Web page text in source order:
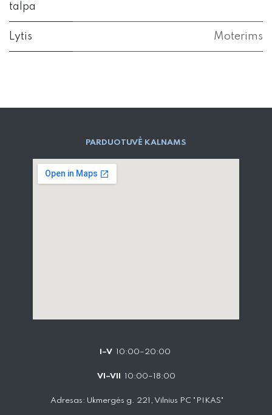
talpa
Lytis Moterims
PARD​UOTUVĖ​ KALNAMS
I–V 10:00–20:00
VI–VII 10:00–18:00
Adresas: Ukmergės g. 221, Vilnius PC "PIKAS"